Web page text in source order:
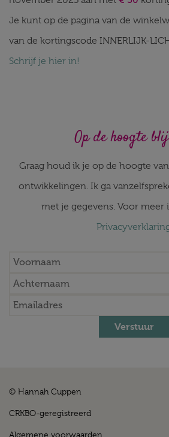
Je kunt op de pagina van de
van de kortingscode INNERLIJK-
Schrijf je hier in!
Op de hoogte
Graag houd ik je op de hoogte
ontwikkelingen. Ik ga
met je gegevens. Voor meer
Verstuur
© Hannah Cuppen
CRKBO-geregistreerd
Algemene voorwaarden